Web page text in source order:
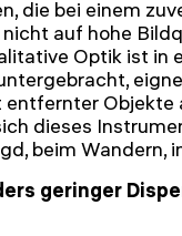
die bei einem
auf hohe
Optik ist in
Objekte
dieses
beim Wandern,
geringer